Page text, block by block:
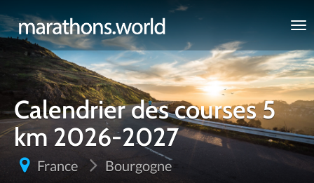
marathons.world
Calendrier des courses 5
km 2026-2027
France Bourgogne